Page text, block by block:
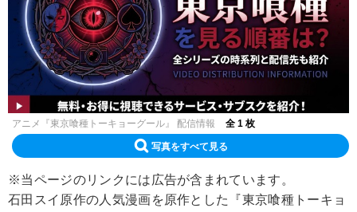
アニメ『東京喰種トーキョーグール』 配信情報 全 1 枚
写真をすべて見る
※当ページのリンクには広告が含まれています。
石田スイ原作の人気漫画を原作とした『東京喰種トーキョ